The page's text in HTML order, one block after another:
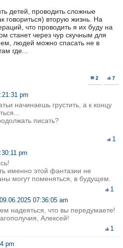
детей, проводить сложные
говориться) вторую жизнь. На
что проводить я их буду на
станет через чур скучным для
людей можно спасать не в
где...
2 7
pm
начинаешь грустить, а к концу
писать?
1
pm
именно этой фантазии не
могут поменяться, в будущем.
1
09.06.2025 07:36:05 am
надеяться, что вы передумаете!
Алексей!
1
pm